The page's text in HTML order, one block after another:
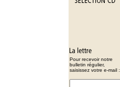
Pour recevoir notre
bulletin régulier,
saisissez votre e-mail :